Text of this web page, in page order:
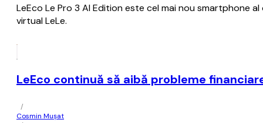
LeEco Le Pro 3 AI Edition este cel mai nou smartphone
virtual LeLe.
LeEco continuă să aibă probleme
/
Cosmin Mușat